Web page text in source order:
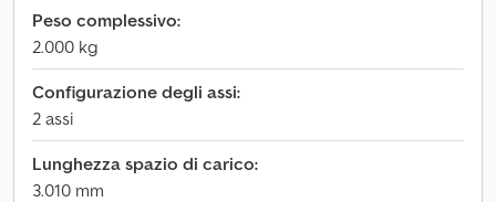
Peso complessivo:
2.000 kg
Configurazione degli assi:
2 assi
Lunghezza spazio di carico:
3.010 mm